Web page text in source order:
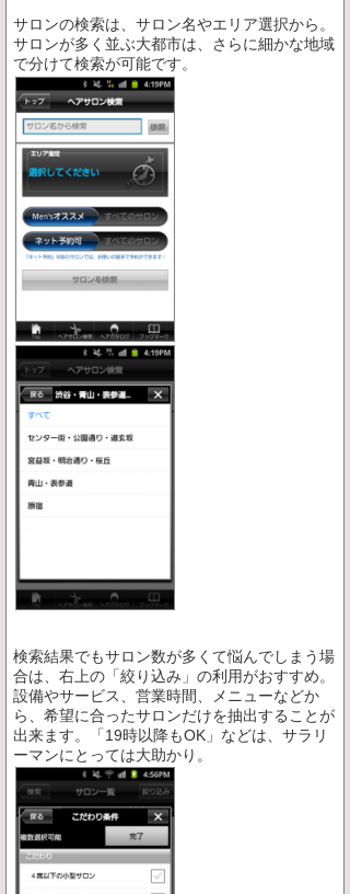
サロンの検索は、サロン名やエリア選択から。
サロンが多く並ぶ大都市は、さらに細かな地域
で分けて検索が可能です。
検索結果でもサロン数が多くて悩んでしまう場
合は、右上の「絞り込み」の利用がおすすめ。
設備やサービス、営業時間、メニューなどか
ら、希望に合ったサロンだけを抽出することが
出来ます。「19時以降もOK」などは、サラリ
ーマンにとっては大助かり。